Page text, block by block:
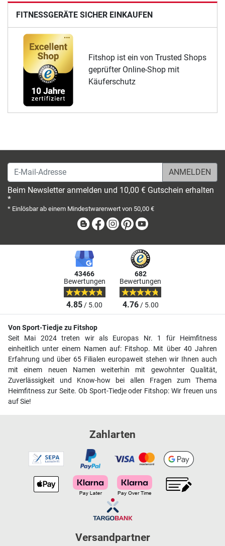
FITNESSGERÄTE SICHER EINKAUFEN
Fitshop ist ein von Trusted Shops
geprüfter Online-Shop mit
Käuferschutz
E-Mail-Adresse
Beim Newsletter anmelden und 10,00 € Gutschein erhalten
*
* Einlösbar ab einem Mindestwarenwert von 50,00 €
BlogFacebook
Instagram
Pinterest
43466
Bewertungen
4.85/ 5.00
682
Bewertungen
4.76/ 5.00
Von Sport-Tiedje zu Fitshop
Seit Mai 2024 treten wir als Europas Nr. 1 für Heimfitness
einheitlich unter einem Namen auf: Fitshop. Mit über 40 Jahren
Erfahrung und über 65 Filialen europaweit stehen wir Ihnen auch
mit einem neuen Namen weiterhin mit gewohnter Qualität,
Zuverlässigkeit und Know-how bei allen Fragen zum Thema
Heimfitness zur Seite. Ob Sport-Tiedje oder Fitshop: Wir freuen uns
auf Sie!
Zahlarten
Versandpartner